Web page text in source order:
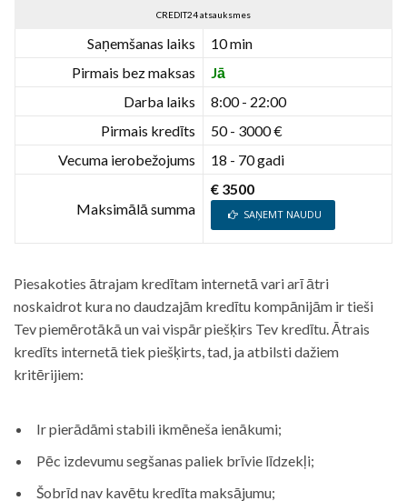
CREDIT24 atsauksmes
Saņemšanas laiks
10 min
Pirmais bez maksas
Jā
Darba laiks
8:00 - 22:00
Pirmais kredīts
50 - 3000 €
Vecuma ierobežojums
18 - 70 gadi
Maksimālā summa
€ 3500
SAŅEMT NAUDU
Piesakoties ātrajam kredītam internetā vari arī ātri
noskaidrot kura no daudzajām kredītu kompānijām ir tieši
Tev piemērotākā un vai vispār piešķirs Tev kredītu. Ātrais
kredīts internetā tiek piešķirts, tad, ja atbilsti dažiem
kritērijiem:
Ir pierādāmi stabili ikmēneša ienākumi;
Pēc izdevumu segšanas paliek brīvie līdzekļi;
Šobrīd nav kavētu kredīta maksājumu;